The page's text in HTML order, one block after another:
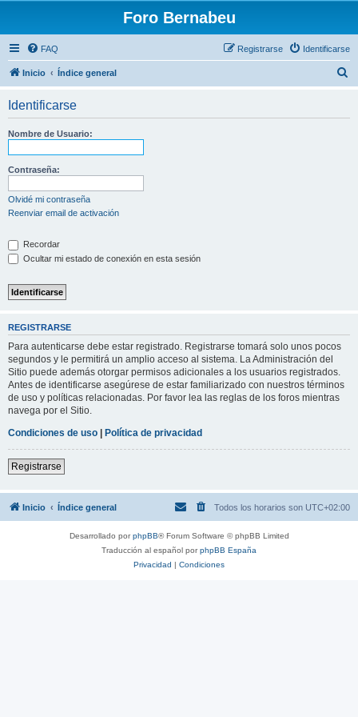
Foro Bernabeu
FAQ Identificarse
Registrarse
Inicio Índice general
Identificarse
Nombre de Usuario:
Contraseña:
Olvidé mi contraseña
Reenviar email de activación
Recordar
Ocultar mi estado de conexión en esta sesión
REGISTRARSE
Para autenticarse debe estar registrado. Registrarse tomará solo unos pocos
segundos y le permitirá un amplio acceso al sistema. La Administración del
Sitio puede además otorgar permisos adicionales a los usuarios registrados.
Antes de identificarse asegúrese de estar familiarizado con nuestros términos
de uso y políticas relacionadas. Por favor lea las reglas de los foros mientras
navega por el Sitio.
Condiciones de uso | Política de privacidad
Registrarse
Inicio Índice general Todos los horarios son UTC+02:00
Desarrollado porphpBB® Forum Software © phpBB Limited
Traducción al español porphpBB España
Privacidad | Condiciones